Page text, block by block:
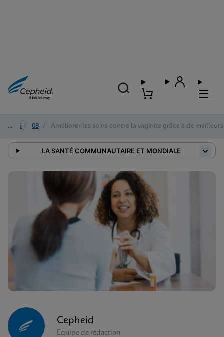
2025 / 08 / Améliorer les soins contre la vaginite grâce à de
LA SANTÉ COMMUNAUTAIRE ET MONDIALE
Cepheid
Équipe de rédaction